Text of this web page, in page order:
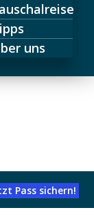
uns
Pass
Pass sichern!